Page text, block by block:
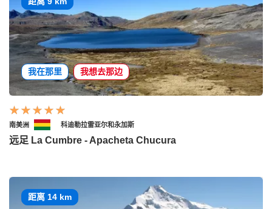
我在那里 我想去那边
南美洲 科迪勒拉雷亚尔和永加斯
远足 La Cumbre - Apacheta Chucura
距离 14 km